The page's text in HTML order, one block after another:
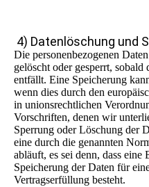
4) Datenlöschung und
Die personenbezogenen
gelöscht oder gesperrt,
entfällt. Eine Speicherung
wenn dies durch den
in unionsrechtlichen
Vorschriften, denen wir
Sperrung oder Löschung der
eine durch die genannten
abläuft, es sei denn, dass
Speicherung der Daten für
Vertragserfüllung besteht.